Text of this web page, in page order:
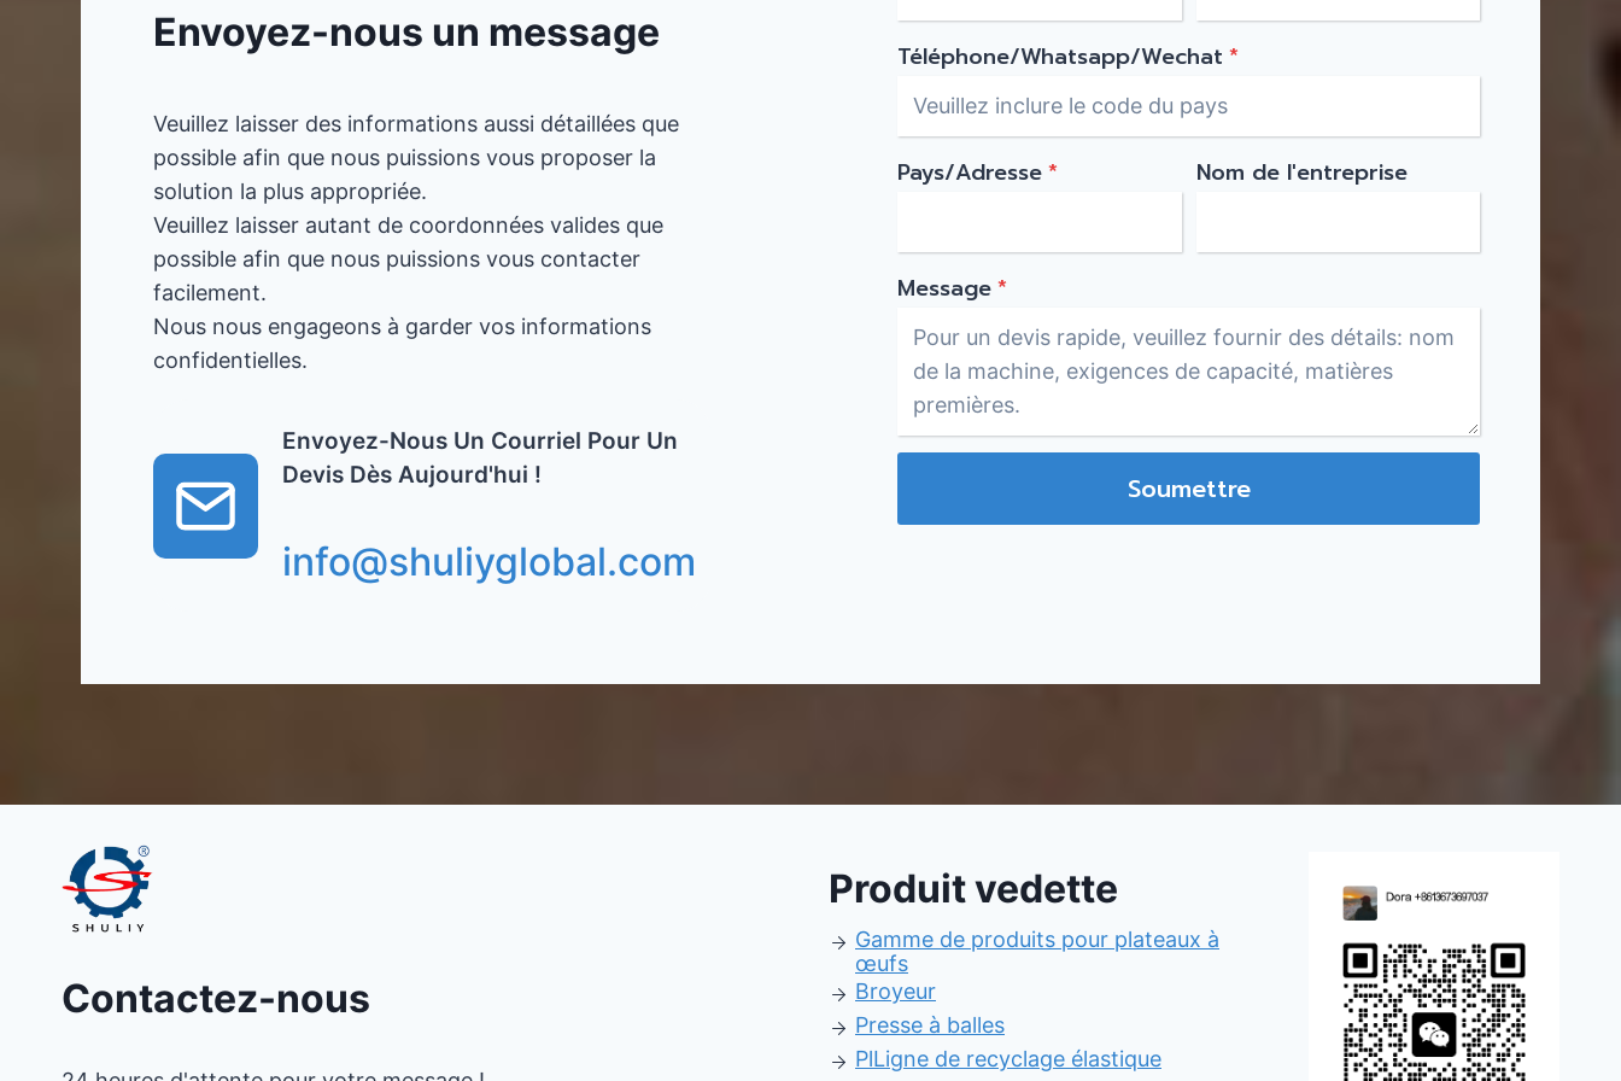
Envoyez-nous un message
Veuillez laisser des informations aussi détaillées que
possible afin que nous puissions vous proposer la
solution la plus appropriée.
Veuillez laisser autant de coordonnées valides que
possible afin que nous puissions vous contacter
facilement.
Nous nous engageons à garder vos informations
confidentielles.
Envoyez-Nous Un Courriel Pour Un
Devis Dès Aujourd'hui !
info@shuliyglobal.com
Téléphone/Whatsapp/Wechat *
Pays/Adresse* Nom de l'entreprise
Message*
Soumettre
Contactez-nous
Produit vedette
Gamme de produits pour plateaux à
œufs
Broyeur
Presse à balles
PlLigne de recyclage élastique